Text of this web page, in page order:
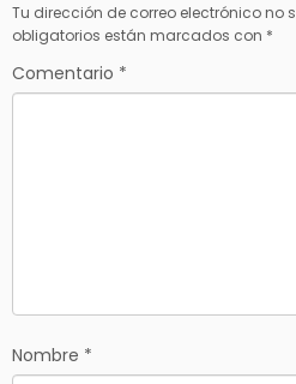
Tu dirección de correo electrónico no
obligatorios están marcados con *
Comentario *
Nombre *